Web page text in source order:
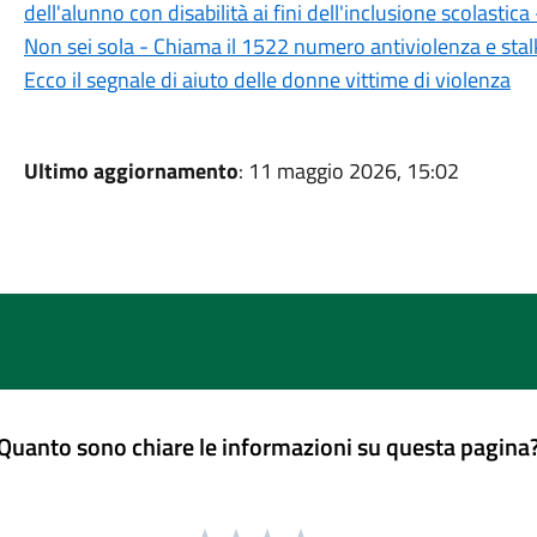
dell'alunno con disabilità ai fini dell'inclusione
Non sei sola - Chiama il 1522 numero antiviolenza e
Ecco il segnale di aiuto delle donne vittime di violenza
Ultimo aggiornamento: 11 maggio 2026, 15:02
sono chiare le informazioni su questa